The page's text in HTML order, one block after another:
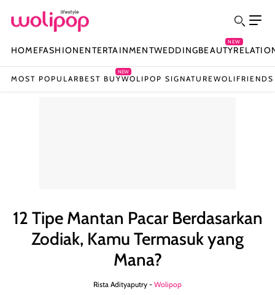
HOMEFASHIONENTERTAINMENTWEDDINGBEAUTY
NEW
MOST POPULAR BEST BUY
NEW
WOLIPOP SIGNATUREWOLIFRIENDS
12 Tipe Mantan Pacar Berdasarkan
Zodiak, Kamu Termasuk yang
Mana?
Rista Adityaputry - Wolipop